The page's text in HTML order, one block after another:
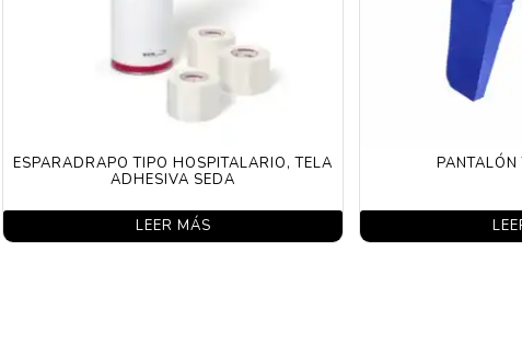
ESPARADRAPO TIPO HOSPITALARIO, TELA
ADHESIVA SEDA
LEER MÁS